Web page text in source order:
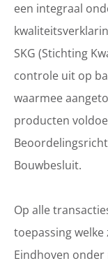
een integraal
SKG (Stichting
controle uit op
waarmee
producten
Bouwbesluit.
Op alle
toepassing welke
Eindhoven